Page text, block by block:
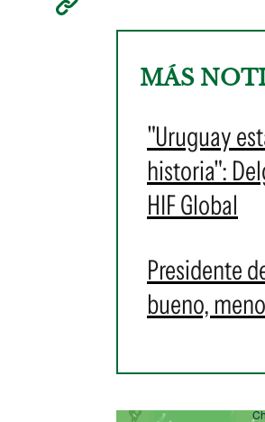
MÁS
"Uruguay
historia":
HIF Global
Presidente
bueno,